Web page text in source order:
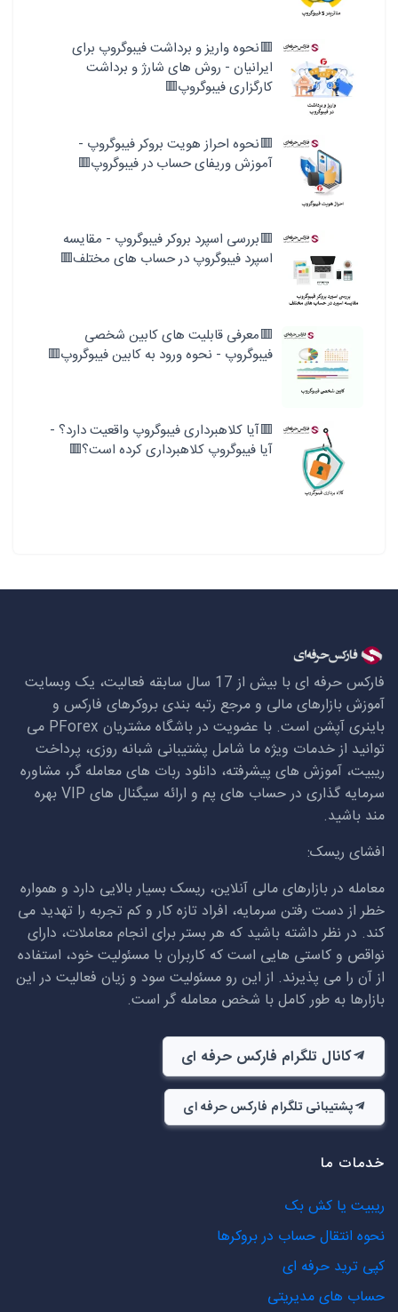
🟥نحوه واریز و برداشت فیبوگروپ برای
ایرانیان - روش های شارژ و برداشت
کارگزاری فیبوگروپ🟥
🟥نحوه احراز هویت بروکر فیبوگروپ -
آموزش وریفای حساب در فیبوگروپ🟥
🟥بررسی اسپرد بروکر فیبوگروپ - مقایسه
اسپرد فیبوگروپ در حساب های مختلف🟥
🟥معرفی قابلیت های کابین شخصی
فیبوگروپ - نحوه ورود به کابین فیبوگروپ🟥
🟥آیا کلاهبرداری فیبوگروپ واقعیت دارد؟ -
آیا فیبوگروپ کلاهبرداری کرده است؟🟥
فارکس حرفه ای با بیش از 17 سال سابقه فعالیت، یک وبسایت
آموزش بازارهای مالی و مرجع رتبه بندی بروکرهای فارکس و
باینری آپشن است. با عضویت در باشگاه مشتریان PForex می
توانید از خدمات ویژه ما شامل پشتیبانی شبانه روزی، پرداخت
ریبیت، آموزش های پیشرفته، دانلود ربات های معامله گر، مشاوره
سرمایه گذاری در حساب های پم و ارائه سیگنال های VIPبهره
مند باشید.
افشای ریسک:
معامله در بازارهای مالی آنلاین، ریسک بسیار بالایی دارد و همواره
خطر از دست رفتن سرمایه، افراد تازه کار و کم تجربه را تهدید می
کند. در نظر داشته باشید که هر بستر برای انجام معاملات، دارای
نواقص و کاستی هایی است که کاربران با مسئولیت خود، استفاده
از آن را می پذیرند. از این رو مسئولیت سود و زیان فعالیت در این
بازارها به طور کامل با شخص معامله گر است.
کانال تلگرام فارکس حرفه ای
پشتیبانی تلگرام فارکس حرفه ای
خدمات ما
ریبیت یا کش بک
نحوه انتقال حساب در بروکرها
کپی ترید حرفه ای
حساب های مدیریتی